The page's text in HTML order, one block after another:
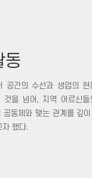
간의 수선과 생업의
을 넘어, 지역 어르신
동체와 맺는 관계를 깊
했다.